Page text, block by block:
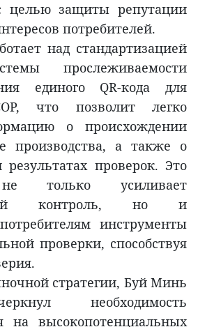
целью защиты репутации
потребителей.
над стандартизацией
прослеживаемости
единого QR-кода для
что позволит легко
о происхождении
производства, а также о
результатах проверок. Это
только усиливает
контроль, но и
инструменты
проверки, способствуя
стратегии, Буй Минь
необходимость
на высокопотенциальных